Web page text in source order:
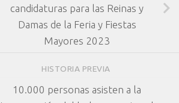
candidaturas para las Reinas y
Damas de la Feria y Fiestas
Mayores 2023
HISTORIA PREVIA
10.000 personas asisten a la